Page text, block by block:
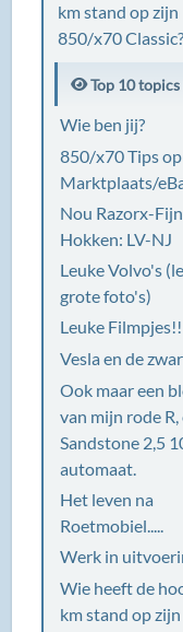
km stand op zijn
850/x70
Top 10 topics
Wie ben jij?
850/x70 Tips op
Marktplaats/
Nou Razorx-
Hokken: LV-NJ
Leuke Volvo's
grote foto's)
Leuke
Vesla en de
Ook maar een
van mijn rode R,
Sandstone 2,5
automaat.
Het leven na
Roetmobiel.....
Werk in
Wie heeft de
km stand op zijn